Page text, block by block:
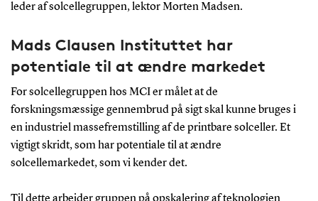
leder af solcellegruppen, lektor Morten Madsen.
Mads Clausen Instituttet har
potentiale til at ændre markedet
For solcellegruppen hos MCI er målet at de
forskningsmæssige gennembrud på sigt skal kunne bruges i
en industriel massefremstilling af de printbare solceller. Et
vigtigt skridt, som har potentiale til at ændre
solcellemarkedet, som vi kender det.
Til dette arbejder gruppen på opskalering af teknologien